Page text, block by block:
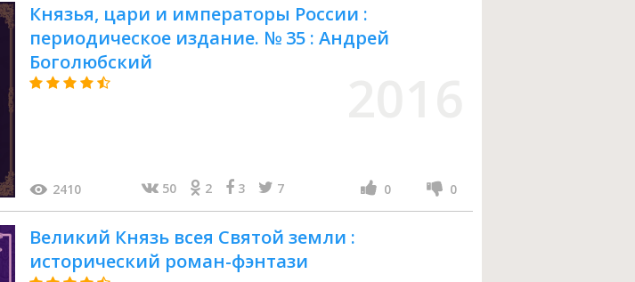
Князья, цари и императоры России :
периодическое издание. № 35 : Андрей
Боголюбский
2410 50 2 3 7 0 0
Великий Князь всея Святой земли :
исторический роман-фэнтази